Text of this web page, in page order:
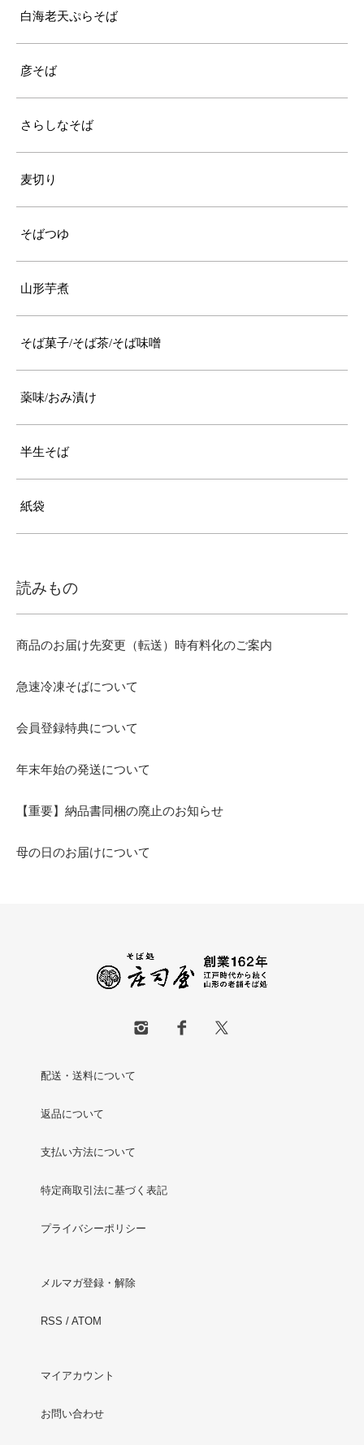
白海老天ぷらそば
彦そば
さらしなそば
麦切り
そばつゆ
山形芋煮
そば菓子/そば茶/そば味噌
薬味/おみ漬け
半生そば
紙袋
読みもの
商品のお届け先変更（転送）時有料化のご案内
急速冷凍そばについて
会員登録特典について
年末年始の発送について
【重要】納品書同梱の廃止のお知らせ
母の日のお届けについて
配送・送料について
返品について
支払い方法について
特定商取引法に基づく表記
プライバシーポリシー
メルマガ登録・解除
RSS / ATOM
マイアカウント
お問い合わせ